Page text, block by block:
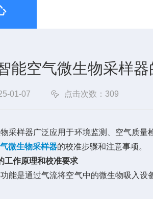
能空气微生物采样
01-07 点击次数：309
样器广泛应用于环境监测、空气质量
微生物采样器的校准步骤和注意事项。
工作原理和校准要求
是通过气流将空气中的微生物吸入设